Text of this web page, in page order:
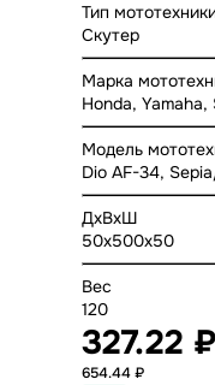
Тип
Скутер
Марка
Honda, Yamaha,
Модель
Dio AF-34,
ДхВхШ
50x500x50
Вес
120
327.22 ₽
654.44 ₽